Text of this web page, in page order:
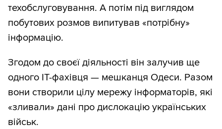
техобслуговування. А потім під виглядом
побутових розмов випитував «потрібну»
інформацію.
Згодом до своєї діяльності він залучив ще
одного ІТ-фахівця — мешканця Одеси. Разом
вони створили цілу мережу інформаторів, які
«зливали» дані про дислокацію українських
військ.